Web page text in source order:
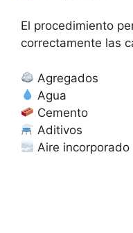
El procedimiento
correctamente las
Agregados
Agua
Cemento
Aditivos
Aire incorporado